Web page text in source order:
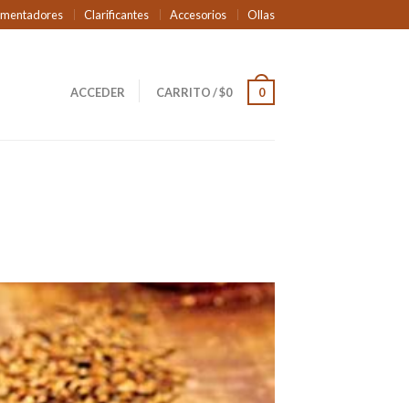
Clarificantes Accesorios Ollas
ACCEDER CARRITO/$0 0